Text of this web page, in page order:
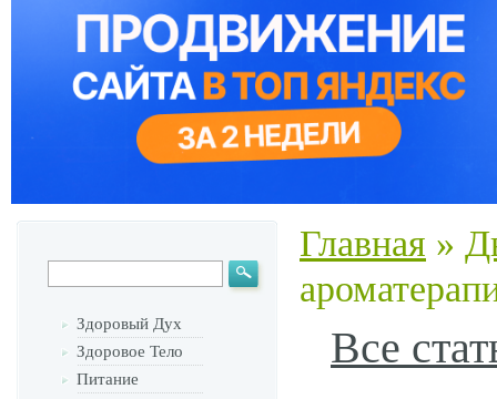
Здоровый Дух
Здоровое Тело
Питание
Главная »
Все